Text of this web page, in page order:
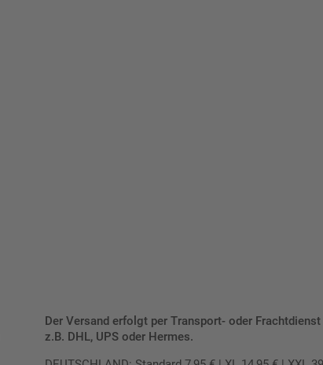
Der Versand erfolgt per Transport- oder Frachtdienst
z.B. DHL, UPS oder Hermes.